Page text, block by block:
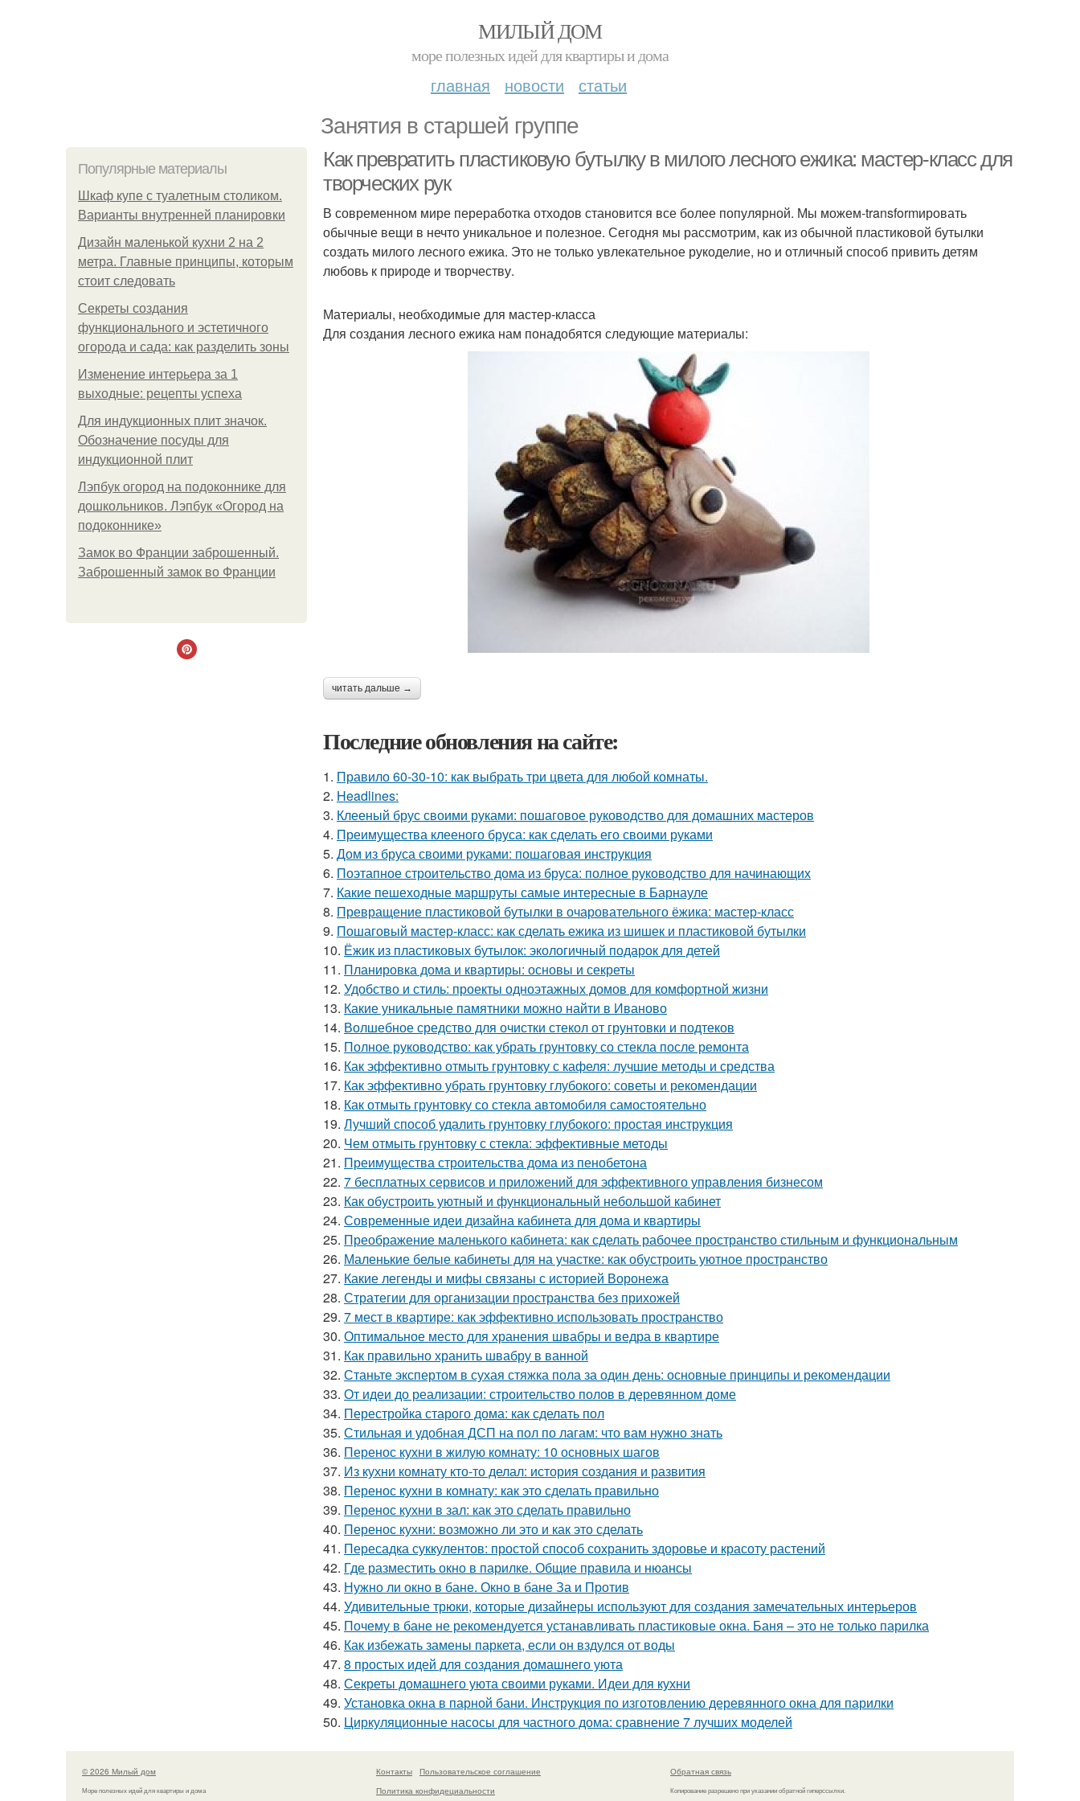
МИЛЫЙ ДОМ
море полезных идей для квартиры и дома
главная новости статьи
Занятия в старшей группе
Популярные материалы
Шкаф купе с туалетным столиком.
Варианты внутренней планировки
Дизайн маленькой кухни 2 на 2
метра. Главные принципы, которым
стоит следовать
Секреты создания
функционального и эстетичного
огорода и сада: как разделить зоны
Изменение интерьера за 1
выходные: рецепты успеха
Для индукционных плит значок.
Обозначение посуды для
индукционной плит
Лэпбук огород на подоконнике для
дошкольников. Лэпбук «Огород на
подоконнике»
Замок во Франции заброшенный.
Заброшенный замок во Франции
Как превратить пластиковую бутылку в милого лесного ежика: мастер-класс для
творческих рук
В современном мире переработка отходов становится все более популярной. Мы можем-transformировать
обычные вещи в нечто уникальное и полезное. Сегодня мы рассмотрим, как из обычной пластиковой бутылки
создать милого лесного ежика. Это не только увлекательное рукоделие, но и отличный способ привить детям
любовь к природе и творчеству.
Материалы, необходимые для мастер-класса
Для создания лесного ежика нам понадобятся следующие материалы:
читать дальше →
Последние обновления на сайте:
1. Правило 60-30-10: как выбрать три цвета для любой комнаты.
2. Headlines:
3. Клееный брус своими руками: пошаговое руководство для домашних мастеров
4. Преимущества клееного бруса: как сделать его своими руками
5. Дом из бруса своими руками: пошаговая инструкция
6. Поэтапное строительство дома из бруса: полное руководство для начинающих
7. Какие пешеходные маршруты самые интересные в Барнауле
8. Превращение пластиковой бутылки в очаровательного ёжика: мастер-класс
9. Пошаговый мастер-класс: как сделать ежика из шишек и пластиковой бутылки
10. Ёжик из пластиковых бутылок: экологичный подарок для детей
11. Планировка дома и квартиры: основы и секреты
12. Удобство и стиль: проекты одноэтажных домов для комфортной жизни
13. Какие уникальные памятники можно найти в Иваново
14. Волшебное средство для очистки стекол от грунтовки и подтеков
15. Полное руководство: как убрать грунтовку со стекла после ремонта
16. Как эффективно отмыть грунтовку с кафеля: лучшие методы и средства
17. Как эффективно убрать грунтовку глубокого: советы и рекомендации
18. Как отмыть грунтовку со стекла автомобиля самостоятельно
19. Лучший способ удалить грунтовку глубокого: простая инструкция
20. Чем отмыть грунтовку с стекла: эффективные методы
21. Преимущества строительства дома из пенобетона
22. 7 бесплатных сервисов и приложений для эффективного управления бизнесом
23. Как обустроить уютный и функциональный небольшой кабинет
24. Современные идеи дизайна кабинета для дома и квартиры
25. Преображение маленького кабинета: как сделать рабочее пространство стильным и функциональным
26. Маленькие белые кабинеты для на участке: как обустроить уютное пространство
27. Какие легенды и мифы связаны с историей Воронежа
28. Стратегии для организации пространства без прихожей
29. 7 мест в квартире: как эффективно использовать пространство
30. Оптимальное место для хранения швабры и ведра в квартире
31. Как правильно хранить швабру в ванной
32. Станьте экспертом в сухая стяжка пола за один день: основные принципы и рекомендации
33. От идеи до реализации: строительство полов в деревянном доме
34. Перестройка старого дома: как сделать пол
35. Стильная и удобная ДСП на пол по лагам: что вам нужно знать
36. Перенос кухни в жилую комнату: 10 основных шагов
37. Из кухни комнату кто-то делал: история создания и развития
38. Перенос кухни в комнату: как это сделать правильно
39. Перенос кухни в зал: как это сделать правильно
40. Перенос кухни: возможно ли это и как это сделать
41. Пересадка суккулентов: простой способ сохранить здоровье и красоту растений
42. Где разместить окно в парилке. Общие правила и нюансы
43. Нужно ли окно в бане. Окно в бане За и Против
44. Удивительные трюки, которые дизайнеры используют для создания замечательных интерьеров
45. Почему в бане не рекомендуется устанавливать пластиковые окна. Баня – это не только парилка
46. Как избежать замены паркета, если он вздулся от воды
47. 8 простых идей для создания домашнего уюта
48. Секреты домашнего уюта своими руками. Идеи для кухни
49. Установка окна в парной бани. Инструкция по изготовлению деревянного окна для парилки
50. Циркуляционные насосы для частного дома: сравнение 7 лучших моделей
© 2026 Милый дом
Море полезных идей для квартиры и дома
Контакты
Пользовательское соглашение
Политика конфидециальности
Обратная связь
Копирование разрешено при указании обратной гиперссылки.